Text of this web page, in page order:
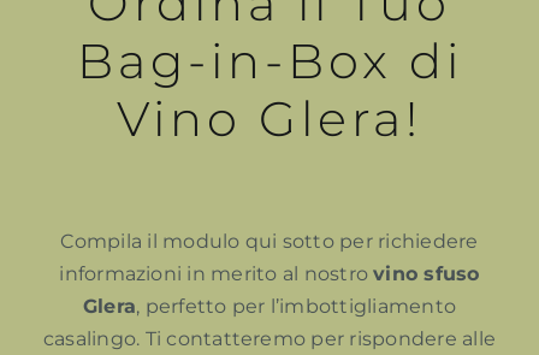
Bag-in-Box di
Vino Glera!
Compila il modulo qui sotto per richiedere
informazioni in merito al nostrovino sfuso
Glera, perfetto per l’imbottigliamento
casalingo. Ti contatteremo per rispondere alle